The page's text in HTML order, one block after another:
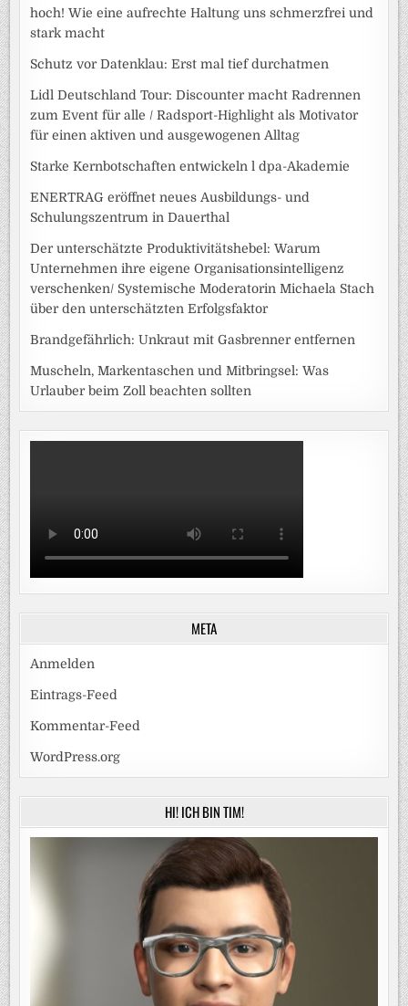
hoch! Wie eine aufrechte Haltung uns schmerzfrei und
stark macht
Schutz vor Datenklau: Erst mal tief durchatmen
Lidl Deutschland Tour: Discounter macht Radrennen
zum Event für alle / Radsport-Highlight als Motivator
für einen aktiven und ausgewogenen Alltag
Starke Kernbotschaften entwickeln l dpa-Akademie
ENERTRAG eröffnet neues Ausbildungs- und
Schulungszentrum in Dauerthal
Der unterschätzte Produktivitätshebel: Warum
Unternehmen ihre eigene Organisationsintelligenz
verschenken/ Systemische Moderatorin Michaela Stach
über den unterschätzten Erfolgsfaktor
Brandgefährlich: Unkraut mit Gasbrenner entfernen
Muscheln, Markentaschen und Mitbringsel: Was
Urlauber beim Zoll beachten sollten
META
Anmelden
Eintrags-Feed
Kommentar-Feed
WordPress.org
HI! ICH BIN TIM!